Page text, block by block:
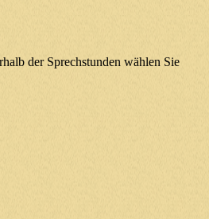
der Sprechstunden wählen Sie